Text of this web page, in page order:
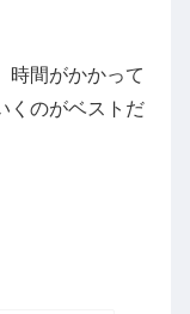
時間がかかって
くのがベストだ